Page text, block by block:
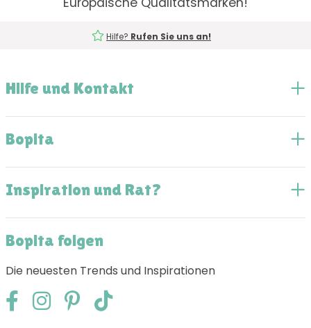
Hilfe? Rufen Sie uns an!
Hilfe und Kontakt
Bopita
Inspiration und Rat?
Bopita folgen
Die neuesten Trends und Inspirationen